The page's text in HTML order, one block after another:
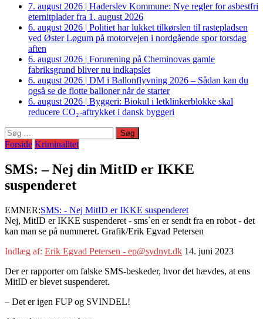
7. august 2026 | Haderslev Kommune: Nye regler for asbestfri
eternitplader fra 1. august 2026
6. august 2026 | Politiet har lukket tilkørslen til rastepladsen
ved Øster Løgum på motorvejen i nordgående spor torsdag
aften
6. august 2026 | Forurening på Cheminovas gamle
fabriksgrund bliver nu indkapslet
6. august 2026 | DM i Ballonflyvning 2026 – Sådan kan du
også se de flotte balloner når de starter
6. august 2026 | Byggeri: Biokul i letklinkerblokke skal
reducere CO₂-aftrykket i dansk byggeri
Søg
efter:
Forside Kriminalitet
SMS: – Nej din MitID er IKKE
suspenderet
EMNER:SMS: - Nej MitID er IKKE suspenderet
Nej, MitID er IKKE suspenderet - sms`en er sendt fra en robot - det
kan man se på nummeret. Grafik/Erik Egvad Petersen
Indlæg af: Erik Egvad Petersen - ep@sydnyt.dk 14. juni 2023
Der er rapporter om falske SMS-beskeder, hvor det hævdes, at ens
MitID er blevet suspenderet.
– Det er igen FUP og SVINDEL!